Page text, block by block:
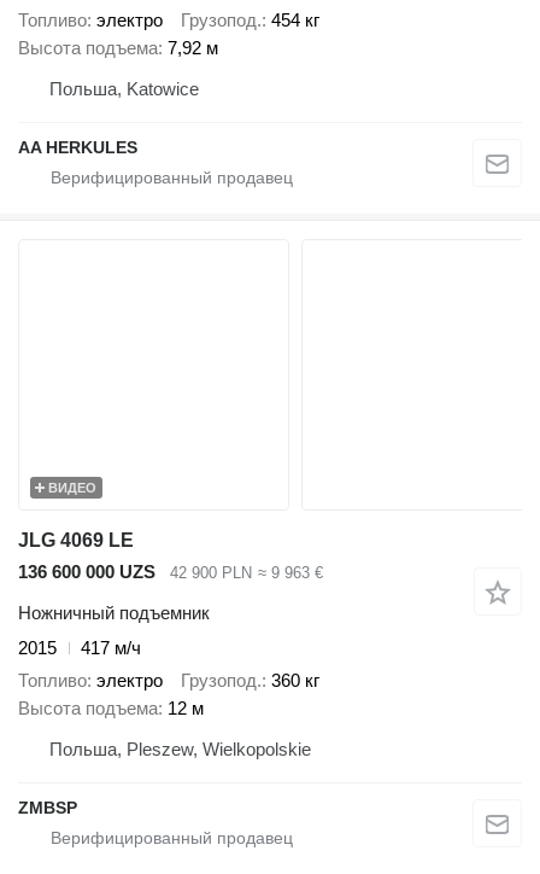
Топливо электро Грузопод. 454 кг
Высота подъема 7,92 м
Польша, Katowice
AA HERKULES
ВИДЕО
JLG 4069 LE
136 600 000 UZS
42 900 PLN ≈ 9 963 €
Ножничный подъемник
2015
417 м/ч
Топливо электро Грузопод. 360 кг
Высота подъема 12 м
Польша, Pleszew, Wielkopolskie
ZMBSP